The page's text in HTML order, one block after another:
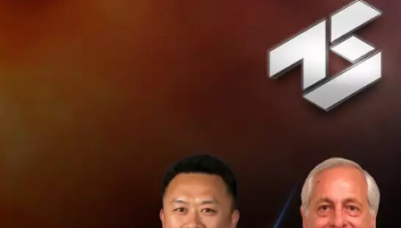
“ เราได้รับกระ
ร่วมมือกับ ‘เขียงบ
ทำจากเนื้อจากพืช
เป็นแบรนด์เนื้อสั